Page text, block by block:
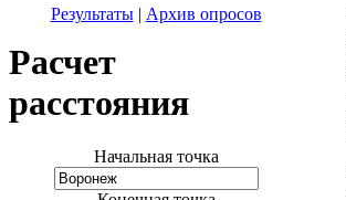
Результаты| Архив опросов
Расчет
расстояния
Начальная точка